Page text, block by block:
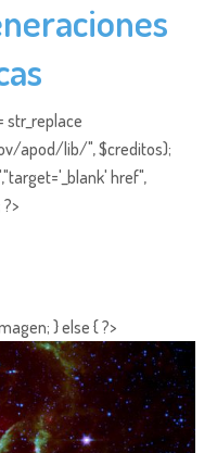
str_replace
apod/lib/", $creditos);
href",
} else { ?>